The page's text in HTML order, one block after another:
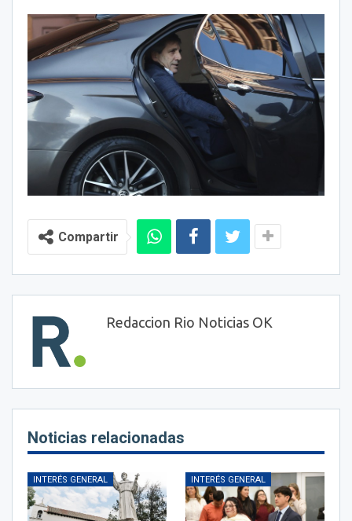
Compartir
Redaccion Rio Noticias OK
Noticias relacionadas
INTERÉS GENERAL INTERÉS GENERAL